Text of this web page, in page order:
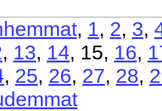
, 1, 2, 3,
, 13, 14, 15, 16,
, 25, 26, 27, 28,